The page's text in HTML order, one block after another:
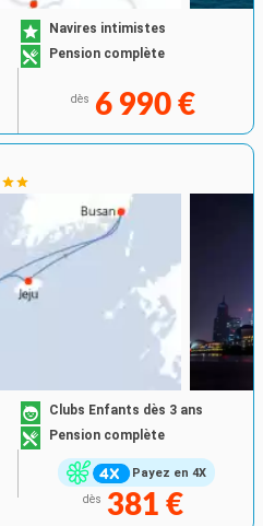
Navires intimistes
Pension complète
dès 6 990 €
Payez en 4X
Clubs Enfants dès 3 ans
Pension complète
dès 381 €